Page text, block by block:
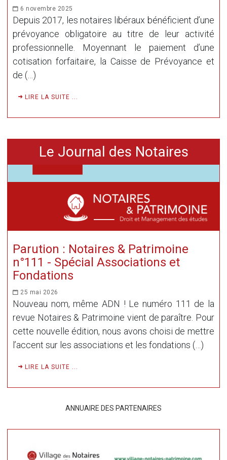
6 novembre 2025
Depuis 2017, les notaires libéraux bénéficient d’une
prévoyance obligatoire au titre de leur activité
professionnelle. Moyennant le paiement d’une
cotisation forfaitaire, la Caisse de Prévoyance et
de (…)
LIRE LA SUITE ...
Le Journal des Notaires
Parution : Notaires & Patrimoine
n°111 - Spécial Associations et
Fondations
25 mai 2026
Nouveau nom, même ADN ! Le numéro 111 de la
revue Notaires & Patrimoine vient de paraître. Pour
cette nouvelle édition, nous avons choisi de mettre
l’accent sur les associations et les fondations (…)
LIRE LA SUITE ...
ANNUAIRE DES PARTENAIRES